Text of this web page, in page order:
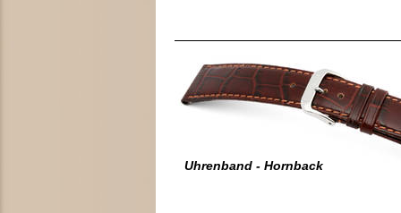
Uhrenband - Hornback